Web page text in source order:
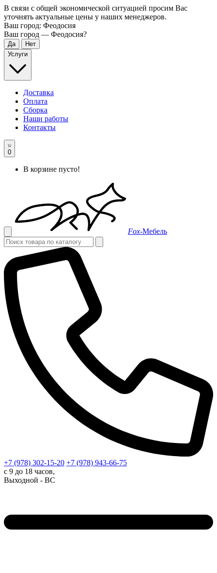
В связи с общей экономической ситуацией просим Вас
уточнять актуальные цены у наших менеджеров.
Ваш город: Феодосия
Ваш город — Феодосия?
Услуги
Доставка
Оплата
Сборка
Наши работы
Контакты
0
В корзине пусто!
Fox-Мебель
+7 (978) 302-15-20 +7 (978) 943-66-75
с 9 до 18 часов,
Выходной - ВС